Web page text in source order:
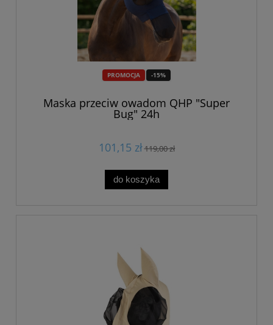
PROMOCJA -15%
Maska przeciw owadom QHP "Super
Bug" 24h
101,15 zł119,00 zł
do koszyka